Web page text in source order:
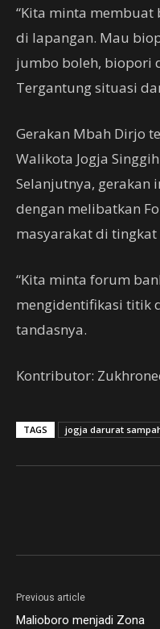
“Kita minta
di lapangan. Mau
jumbo boleh, biopori
Tergantung situasi
Gerakan Mbah Dirjo
Walikota Jogja
Selanjutnya, gerakan
dengan melibatkan
masyarakat di tingkat
“Kita minta forum
mengidentifikasi titik
tandasnya.
Kontributor:
TAGS jogja darurat
Previous article
Malioboro menjadi Zona